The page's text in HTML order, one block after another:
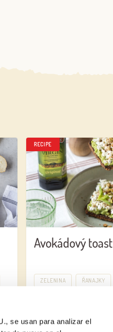
se usan para analizar el
RECIPE
Avokádový toast
ZELENINA ŘANAJKY